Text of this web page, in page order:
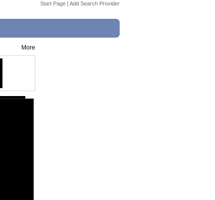
Start Page | Add Search Provider
More